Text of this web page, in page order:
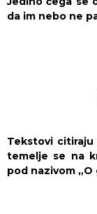
da im nebo ne
Tekstovi
temelje se na
pod nazivom „O